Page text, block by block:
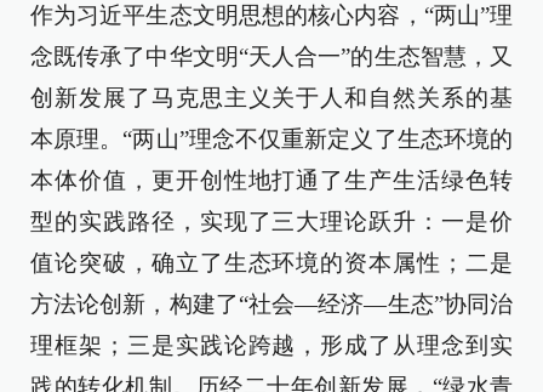
作为习近平生态文明思想的核心内容，“两山”理
念既传承了中华文明“天人合一”的生态智慧，又
创新发展了马克思主义关于人和自然关系的基
本原理。“两山”理念不仅重新定义了生态环境的
本体价值，更开创性地打通了生产生活绿色转
型的实践路径，实现了三大理论跃升：一是价
值论突破，确立了生态环境的资本属性；二是
方法论创新，构建了“社会—经济—生态”协同治
理框架；三是实践论跨越，形成了从理念到实
践的转化机制。历经二十年创新发展，“绿水青